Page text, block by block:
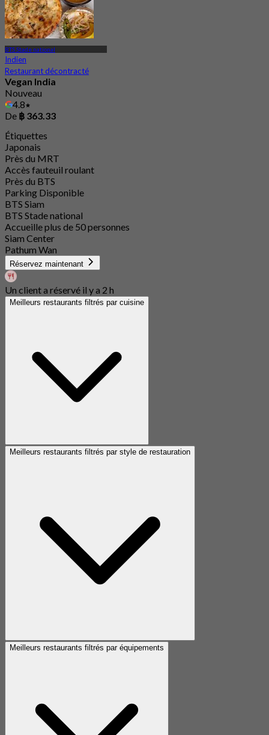
BTS Stade national
Indien
Restaurant décontracté
Vegan India
Nouveau
4.8
De ฿ 363.33
Étiquettes
Japonais
Près du MRT
Accès fauteuil roulant
Près du BTS
Parking Disponible
BTS Siam
BTS Stade national
Accueille plus de 50 personnes
Siam Center
Pathum Wan
Réservez maintenant
Un client a réservé il y a 2 h
Meilleurs restaurants filtrés par cuisine
Meilleurs restaurants filtrés par style de restauration
Meilleurs restaurants filtrés par équipements